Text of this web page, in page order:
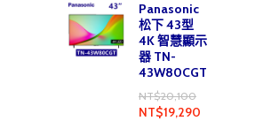
Panasonic
松下 43型
4K 智慧顯示
器 TN-
43W80CGT
NT$20,100
NT$19,290